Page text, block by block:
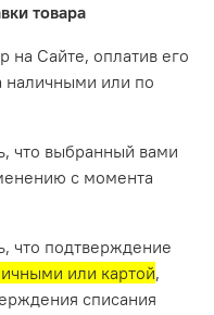
товара
на Сайте, оплатив его
наличными или по
что выбранный вами
с момента
что подтверждение
или картой,
списания